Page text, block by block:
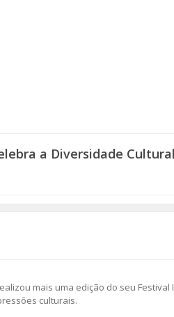
a Diversidade Cultural
mais uma edição do seu
culturais.